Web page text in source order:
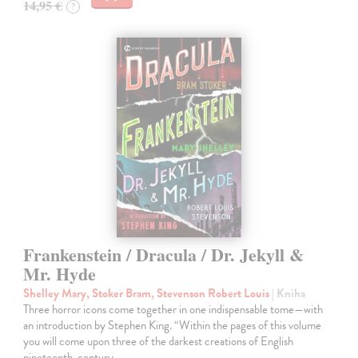
14,95 € ?
Frankenstein / Dracula / Dr. Jekyll &
Mr. Hyde
Shelley Mary, Stoker Bram, Stevenson Robert Louis| Kniha
Three horror icons come together in one indispensable tome—with
an introduction by Stephen King. “Within the pages of this volume
you will come upon three of the darkest creations of English